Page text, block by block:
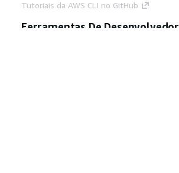
Tutoriais da AWS CLI no GitHub
Ferramentas De Desenvolvedor